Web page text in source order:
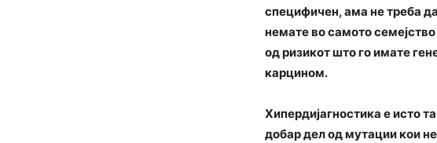
специфичен, ама не треба
немате во самото
од ризикот што го имате
карцином.
Хипердијагностика е исто
добар дел од мутации кои